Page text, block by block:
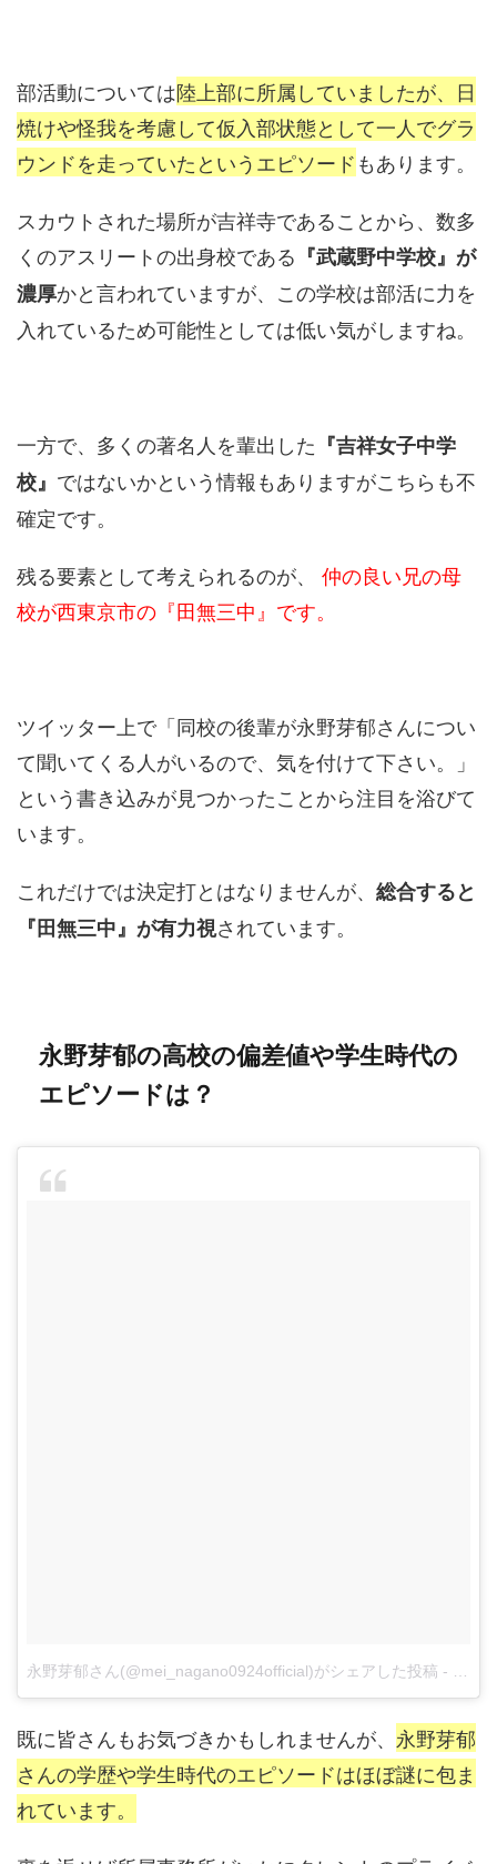
部活動については陸上部に所属していましたが、日
焼けや怪我を考慮して仮入部状態として一人でグラ
ウンドを走っていたというエピソードもあります。
スカウトされた場所が吉祥寺であることから、数多
くのアスリートの出身校である 『武蔵野中学校』が
濃厚かと言われていますが、この学校は部活に力を
入れているため可能性としては低い気がしますね。
一方で、多くの著名人を輩出した 『吉祥女子中学
校』 ではないかという情報もありますがこちらも不
確定です。
残る要素として考えられるのが、
仲の良い兄の母
校が西東京市の『田無三中』です。
ツイッター上で「同校の後輩が永野芽郁さんについ
て聞いてくる人がいるので、気を付けて下さい。」
という書き込みが見つかったことから注目を浴びて
います。
これだけでは決定打とはなりませんが、 総合すると
『田無三中』が有力視されています。
永野芽郁の高校の偏差値や学生時代の
エピソードは？
永野芽郁さん(@mei_nagano0924official)がシェアした投稿 -
既に皆さんもお気づきかもしれませんが、 永野芽郁
さんの学歴や学生時代のエピソードはほぼ謎に包ま
れています。